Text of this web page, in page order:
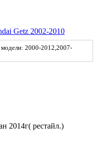
Getz 2002-2010
2000-2012,2007-
2014г( рестайл.)